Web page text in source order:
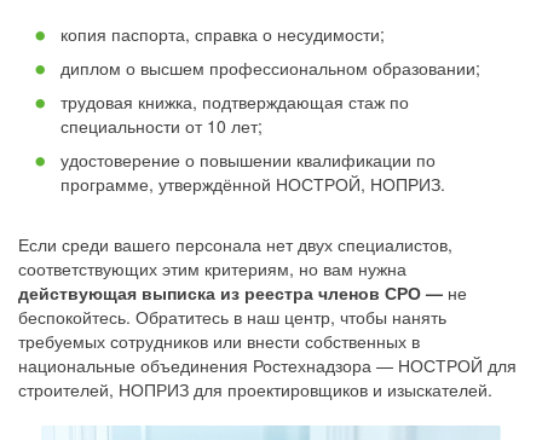
копия паспорта, справка о несудимости;
диплом о высшем профессиональном образовании;
трудовая книжка, подтверждающая стаж по
специальности от 10 лет;
удостоверение о повышении квалификации по
программе, утверждённой НОСТРОЙ, НОПРИЗ.
Если среди вашего персонала нет двух специалистов,
соответствующих этим критериям, но вам нужна
действующая выписка из реестра членов СРО — не
беспокойтесь. Обратитесь в наш центр, чтобы нанять
требуемых сотрудников или внести собственных в
национальные объединения Ростехнадзора — НОСТРОЙ для
строителей, НОПРИЗ для проектировщиков и изыскателей.